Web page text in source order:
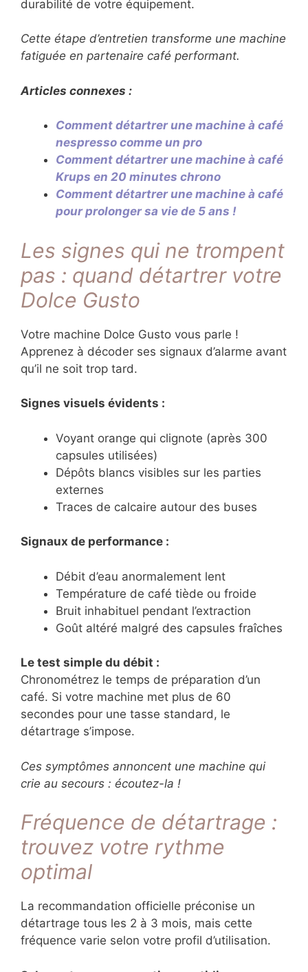
durabilité de votre équipement.
Cette étape d’entretien transforme une machine
fatiguée en partenaire café performant.
Articles connexes :
Comment détartrer une machine à café
nespresso comme un pro
Comment détartrer une machine à café
Krups en 20 minutes chrono
Comment détartrer une machine à café
pour prolonger sa vie de 5 ans !
Les signes qui ne trompent
pas : quand détartrer votre
Dolce Gusto
Votre machine Dolce Gusto vous parle !
Apprenez à décoder ses signaux d’alarme avant
qu’il ne soit trop tard.
Signes visuels évidents :
Voyant orange qui clignote (après 300
capsules utilisées)
Dépôts blancs visibles sur les parties
externes
Traces de calcaire autour des buses
Signaux de performance :
Débit d’eau anormalement lent
Température de café tiède ou froide
Bruit inhabituel pendant l’extraction
Goût altéré malgré des capsules fraîches
Le test simple du débit :
Chronométrez le temps de préparation d’un
café. Si votre machine met plus de 60
secondes pour une tasse standard, le
détartrage s’impose.
Ces symptômes annoncent une machine qui
crie au secours : écoutez-la !
Fréquence de détartrage :
trouvez votre rythme
optimal
La recommandation officielle préconise un
détartrage tous les 2 à 3 mois, mais cette
fréquence varie selon votre profil d’utilisation.